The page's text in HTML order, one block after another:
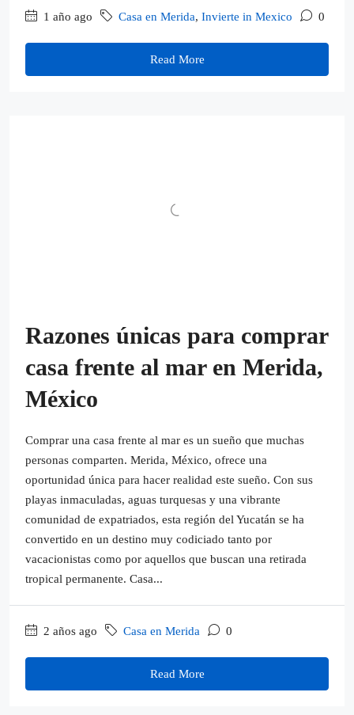
1 año ago Casa en Merida, Invierte in Mexico 0
Read More
Razones únicas para comprar
casa frente al mar en Merida,
México
Comprar una casa frente al mar es un sueño que muchas
personas comparten. Merida, México, ofrece una
oportunidad única para hacer realidad este sueño. Con sus
playas inmaculadas, aguas turquesas y una vibrante
comunidad de expatriados, esta región del Yucatán se ha
convertido en un destino muy codiciado tanto por
vacacionistas como por aquellos que buscan una retirada
tropical permanente. Casa...
2 años ago Casa en Merida 0
Read More